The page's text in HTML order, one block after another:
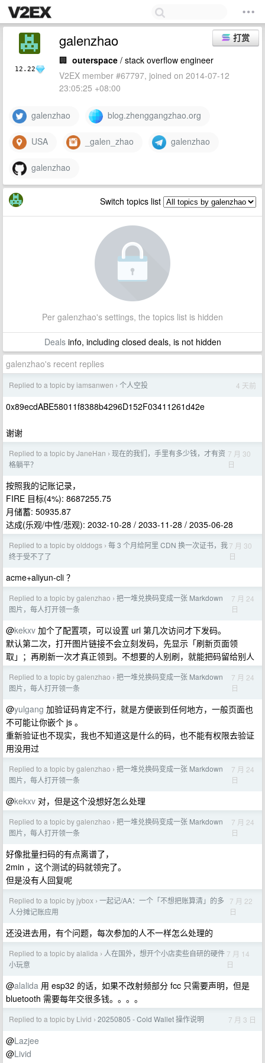
12.22
打赏
galenzhao
🏢 outerspace / stack overflow engineer
V2EX member #67797, joined on 2014-07-12
23:05:25 +08:00
galenzhao blog.zhenggangzhao.org
USA _galen_zhao galenzhao
galenzhao
Switch topics list
Per galenzhao's settings, the topics list is hidden
Dealsinfo, including closed deals, is not hidden
galenzhao's recent replies
Replied to a topic by iamsanwen › 个人空投 4 天前
0x89ecdABE58011f8388b4296D152F03411261d42e
谢谢
Replied to a topic by JaneHan › 现在的我们，手里有多少钱，才有资
格躺平？
7 月 30
日
按照我的记账记录，
FIRE 目标(4%): 8687255.75
月储蓄: 50935.87
达成(乐观/中性/悲观): 2032-10-28 / 2033-11-28 / 2035-06-28
Replied to a topic by olddogs › 每 3 个月给阿里 CDN 换一次证书，我
终于受不了了
7 月 30
日
acme+aliyun-cli ？
Replied to a topic by galenzhao › 把一堆兑换码变成一张 Markdown
图片，每人打开领一条
7 月 24
日
@kekxv 加个了配置项，可以设置 url 第几次访问才下发码。
默认第二次，打开图片链接不会立刻发码，先显示「刷新页面领
取」；再刷新一次才真正领到。不想要的人别刷，就能把码留给别人
Replied to a topic by galenzhao › 把一堆兑换码变成一张 Markdown
图片，每人打开领一条
7 月 24
日
@yulgang 加验证码肯定不行，就是方便嵌到任何地方，一般页面也
不可能让你嵌个 js 。
重新验证也不现实，我也不知道这是什么的码，也不能有权限去验证
用没用过
Replied to a topic by galenzhao › 把一堆兑换码变成一张 Markdown
图片，每人打开领一条
7 月 24
日
@kekxv 对，但是这个没想好怎么处理
Replied to a topic by galenzhao › 把一堆兑换码变成一张 Markdown
图片，每人打开领一条
7 月 24
日
好像批量扫码的有点离谱了，
2min ，这个测试的码就领完了。
但是没有人回复呢
Replied to a topic by jybox › 一起记/AA：一个「不想把账算清」的多
人分摊记账应用
7 月 22
日
还没进去用，有个问题，每次参加的人不一样怎么处理的
Replied to a topic by alalida › 人在国外，想开个小店卖些自研的硬件
小玩意
7 月 14
日
@alalida 用 esp32 的话，如果不改射频部分 fcc 只需要声明，但是
bluetooth 需要每年交很多钱。。。。
Replied to a topic by Livid › 20250805 - Cold Wallet 操作说明 7 月 3 日
@Lazjee
@Livid